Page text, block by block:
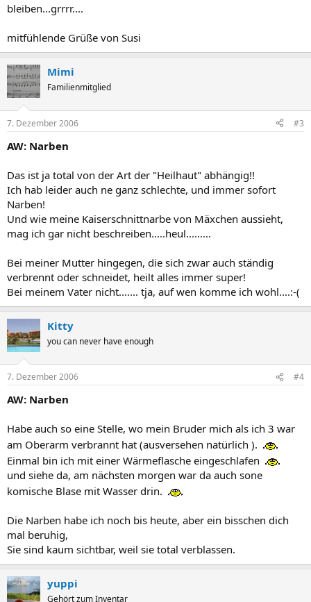
bleiben...grrrr....
mitfühlende Grüße von Susi
Mimi
Familienmitglied
7. Dezember 2006 #3
AW: Narben
Das ist ja total von der Art der "Heilhaut" abhängig!!
Ich hab leider auch ne ganz schlechte, und immer sofort
Narben!
Und wie meine Kaiserschnittnarbe von Mäxchen aussieht,
mag ich gar nicht beschreiben.....heul.........
Bei meiner Mutter hingegen, die sich zwar auch ständig
verbrennt oder schneidet, heilt alles immer super!
Bei meinem Vater nicht....... tja, auf wen komme ich wohl....:-(
Kitty
you can never have enough
7. Dezember 2006 #4
AW: Narben
Habe auch so eine Stelle, wo mein Bruder mich als ich 3 war
am Oberarm verbrannt hat (ausversehen natürlich ).
Einmal bin ich mit einer Wärmeflasche eingeschlafen
und siehe da, am nächsten morgen war da auch sone
komische Blase mit Wasser drin.
Die Narben habe ich noch bis heute, aber ein bisschen dich
mal beruhig,
Sie sind kaum sichtbar, weil sie total verblassen.
yuppi
Gehört zum Inventar